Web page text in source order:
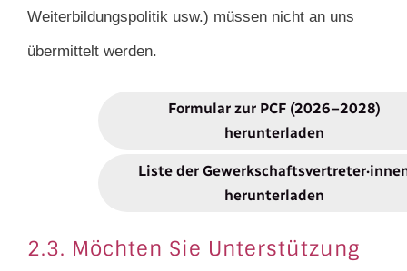
Weiterbildungspolitik usw.) müssen nicht an uns
übermittelt werden.
Formular zur PCF (2026–2028)
herunterladen
Liste der
herunterladen
2.3. Möchten Sie Unterstützung